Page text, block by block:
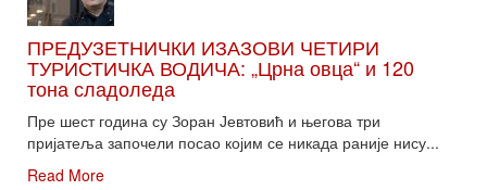
ПРЕДУЗЕТНИЧКИ ИЗАЗОВИ ЧЕТИРИ
ТУРИСТИЧКА ВОДИЧА: „Црна овца“ и 120
тона сладоледа
Пре шест година су Зоран Јевтовић и његова три
пријатеља започели посао којим се никада раније нису...
Read More